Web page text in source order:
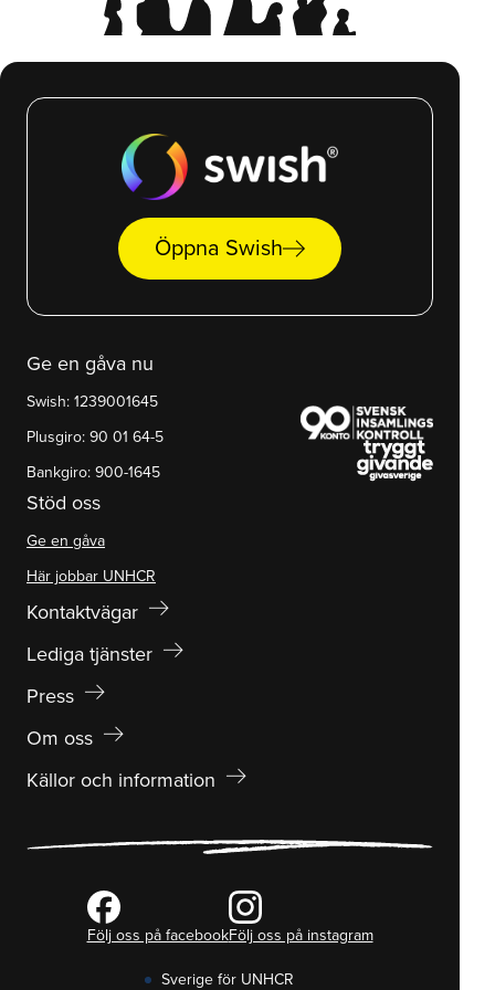
Öppna Swisharrow_right_alt
Ge en gåva nu
Swish: 1239001645
Plusgiro: 90 01 64-5
Bankgiro: 900-1645
Stöd oss
Ge en gåva
Här jobbar UNHCR
Kontaktvägar arrow_right_alt
Lediga tjänster arrow_right_alt
Press arrow_right_alt
Om oss arrow_right_alt
Källor och information arrow_right_alt
Följ oss på facebookFölj oss på instagram
Sverige för UNHCR